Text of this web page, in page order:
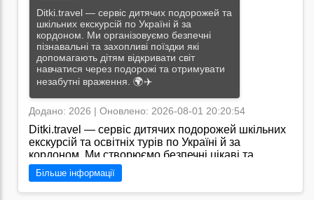
Ditki.travel — сервіс дитячих подорожей та
шкільних екскурсій по Україні й за
кордоном. Ми організовуємо безпечні
пізнавальні та захопливі поїздки які
допомагають дітям відкривати світ
навчатися через подорожі та отримувати
незабутні враження. 🌍✈️
Додано: 2026 | Оновлено: 2026-08-01 20:20:54
Ditki.travel — сервіс дитячих подорожей шкільних
екскурсій та освітніх турів по Україні й за
кордоном. Ми створюємо безпечні цікаві та
пізнавальні маршрути для дітей різного віку
поєднуючи відпочинок навчання та нові
враження. Наші програми допомагають
Більше інформації